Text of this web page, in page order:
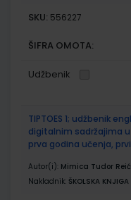
SKU: 556227
ŠIFRA OMOTA:
Udžbenik
TIPTOES 1; udžbenik
digitalnim sadržajima
prva godina učenja,
Autor(i): Mimica Tudor
Nakladnik: ŠKOLSKA